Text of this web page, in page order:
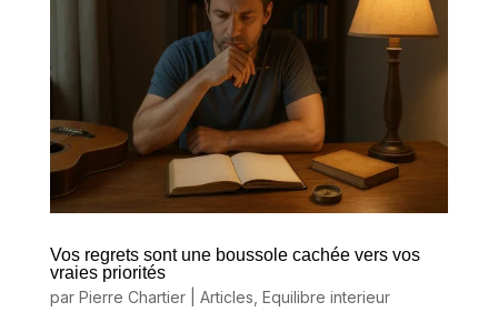
Vos regrets sont une boussole cachée vers vos
vraies priorités
par Pierre Chartier| Articles Equilibre interieur